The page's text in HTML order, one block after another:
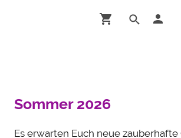
Sommer 2026
Es erwarten Euch neue zauberhafte